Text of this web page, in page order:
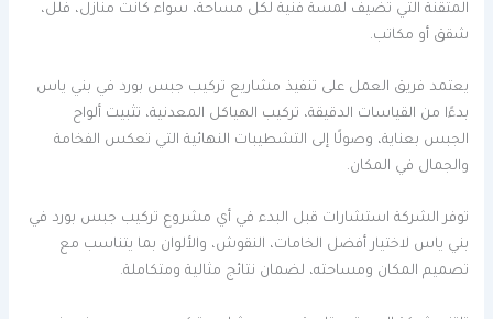
المتقنة التي تضيف لمسة فنية لكل مساحة، سواء كانت منازل، فلل،
شقق أو مكاتب.
يعتمد فريق العمل على تنفيذ مشاريع تركيب جبس بورد في بني ياس
بدءًا من القياسات الدقيقة، تركيب الهياكل المعدنية، تثبيت ألواح
الجبس بعناية، وصولًا إلى التشطيبات النهائية التي تعكس الفخامة
والجمال في المكان.
توفر الشركة استشارات قبل البدء في أي مشروع تركيب جبس بورد في
بني ياس لاختيار أفضل الخامات، النقوش، والألوان بما يتناسب مع
تصميم المكان ومساحته، لضمان نتائج مثالية ومتكاملة.